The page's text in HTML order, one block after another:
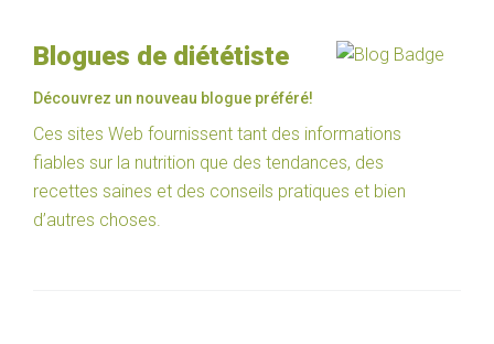
Blogues de diététiste
Découvrez un nouveau blogue préféré!
Ces sites Web fournissent tant des informations
fiables sur la nutrition que des tendances, des
recettes saines et des conseils pratiques et bien
d’autres choses.